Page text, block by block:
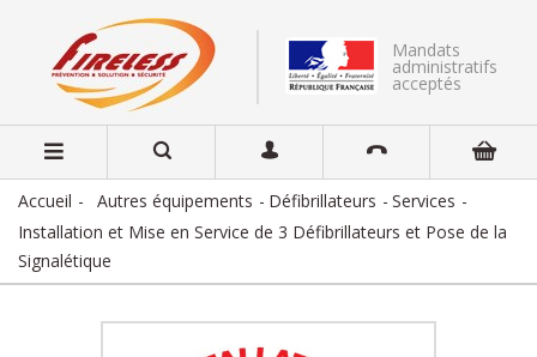
Mandats
administratifs
acceptés
Accueil Autres équipements Défibrillateurs
Services
Installation et Mise en Service de 3 Défibrillateurs et Pose de la
Signalétique